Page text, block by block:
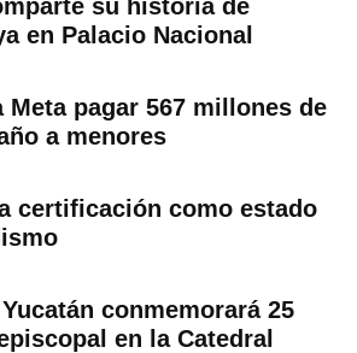
su historia de
en Palacio Nacional
Meta pagar 567 millones de
a menores
certificación como estado
conmemorará 25
en la Catedral